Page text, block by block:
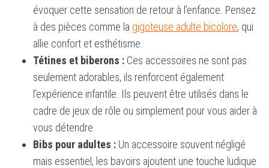
évoquer cette sensation de retour à l’enfance. Pensez
à des pièces comme la gigoteuse adulte bicolore, qui
allie confort et esthétisme.
Tétines et biberons : Ces accessoires ne sont pas
seulement adorables, ils renforcent également
l’expérience infantile. Ils peuvent être utilisés dans le
cadre de jeux de rôle ou simplement pour vous aider à
vous détendre.
Bibs pour adultes : Un accessoire souvent négligé
mais essentiel, les bavoirs ajoutent une touche ludique